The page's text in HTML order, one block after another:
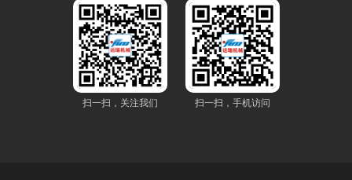
扫一扫，关注我们 扫一扫，手机访问